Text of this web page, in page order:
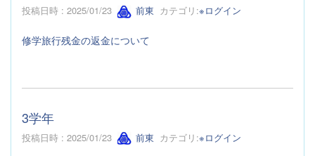
投稿日時 : 2025/01/23 前東 カテゴリ:※ログイン
修学旅行残金の返金について
3学年
投稿日時 : 2025/01/23 前東 カテゴリ:※ログイン